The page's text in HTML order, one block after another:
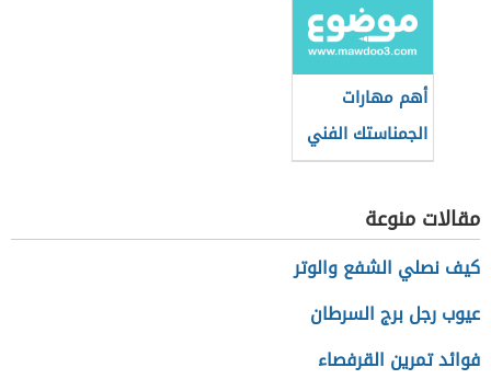
أهم مهارات
الجمناستك الفني
مقالات منوعة
كيف نصلي الشفع والوتر
عيوب رجل برج السرطان
فوائد تمرين القرفصاء